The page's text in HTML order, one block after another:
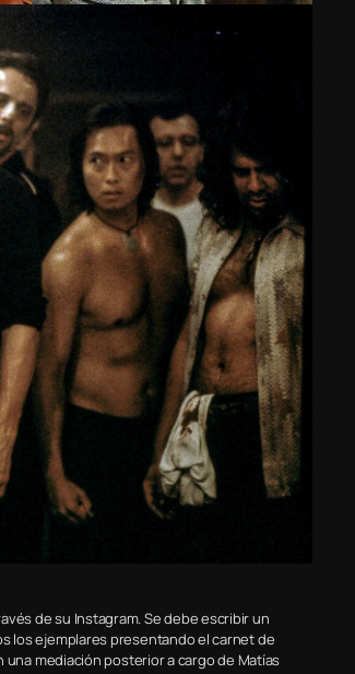
de su Instagram. Se debe escribir un
los ejemplares presentando el carnet de
una mediación posterior a cargo de Matías